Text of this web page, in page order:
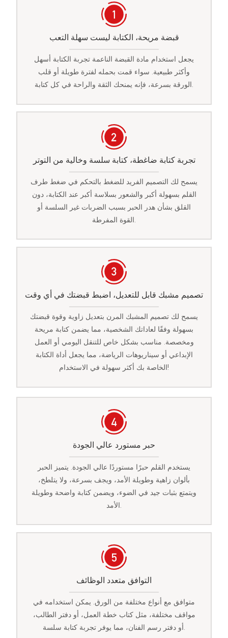
قبضة مريحة، الكتابة ليست سهلة التعب
يجعل استخدام مادة القبضة الناعمة تجربة الكتابة أسهل
وأكثر طبيعية. سواء قمت بحمله لفترة طويلة أو قلب
الورقة بسرعة، فإنه يمنحك الثقة والراحة في كل كتابة.
تجربة كتابة ضاغطة، كتابة سلسة وخالية من التوتر
يسمح لك التصميم الفريد للضغط بالتحكم في ضغط طرف
القلم بسهولة أكبر والشعور بسلاسة أكبر عند الكتابة، دون
القلق بشأن هدر الحبر بسبب الضربات غير السلسة أو
القوة المفرطة.
تصميم مشبك قابل للتعديل، اضبط قبضتك في أي وقت
يسمح لك تصميم المشبك المرن بتعديل زاوية وقوة قبضتك
بسهولة وفقًا لعاداتك الشخصية، مما يضمن كتابة مريحة
ومخصصة. مناسب بشكل خاص للتنقل اليومي أو العمل
الإبداعي أو سيناريوهات الرياضة، مما يجعل أداة الكتابة
الخاصة بك أكثر سهولة في الاستخدام!
حبر مستورد عالي الجودة
يستخدم القلم حبرًا مستوردًا عالي الجودة. يتميز الحبر
بألوان زاهية وطويلة الأمد، ويجف بسرعة، ولا يتلطخ،
ويتمتع بثبات جيد في الضوء، ويضمن كتابة واضحة وطويلة
التوافق متعدد الوظائف
متوافق مع أنواع مختلفة من الورق. يمكن استخدامه في
مواقف مختلفة، مثل كتاب خطة العمل، أو دفتر الطالب،
أو دفتر رسم الفنان، مما يوفر تجربة كتابة سلسة.